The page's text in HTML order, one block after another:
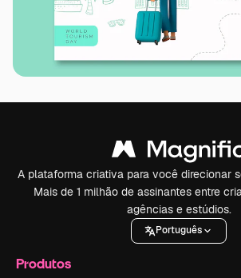
A plataforma criativa para você direcionar
Mais de 1 milhão de assinantes entre
agências e estúdios.
Português
Produtos